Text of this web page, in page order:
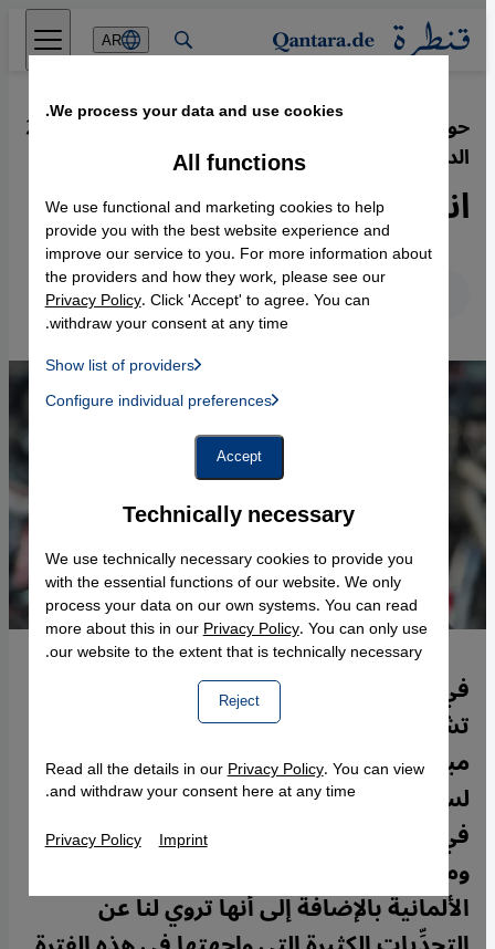
Direkt zum Inhalt springen
AR
حوار مع الكاتبة السعودية الهنوف
الدغيشم
·
27.07.2016
انطباعات رحلة إلى المجهول
Deutsch
English عربي
في روايتها الأولى "فرايبورغ. رقَّة العزلة"
تشرح لنا الهنوف الدغيشم وهي طبيبة أسنان
مبتعثة وقت كتابة هذا العمل في ألمانيا
لسنوات عديدة وحصلت على درجة الدكتوراه
في تخصصها كيف توصّلت لرؤية مختلفة
ومنفتحة في حياتها عبر تعايشها مع الحضارة
الألمانية بالإضافة إلى أنها تروي لنا عن
We process your data and use cookies.
Technically necessary
We use technically necessary cookies to provide you
with the essential functions of our website. We only
process your data on our own systems. You can read
more about this in ourPrivacy Policy. You can only use
our website to the extent that is technically necessary.
Reject
All functions
We use functional and marketing cookies to help
provide you with the best website experience and
improve our service to you. For more information about
the providers and how they work, please see our
Privacy Policy. Click 'Accept' to agree. You can
withdraw your consent at any time.
Show list of providers
Instagram Embed, Twitter Embed, Youtube Embed
Facebook Embed / Facebook Connect
Google Maps Embed
Configure individual preferences
Accept
Read all the details in ourPrivacy Policy. You can view
and withdraw your consent here at any time.
Privacy Policy Imprint